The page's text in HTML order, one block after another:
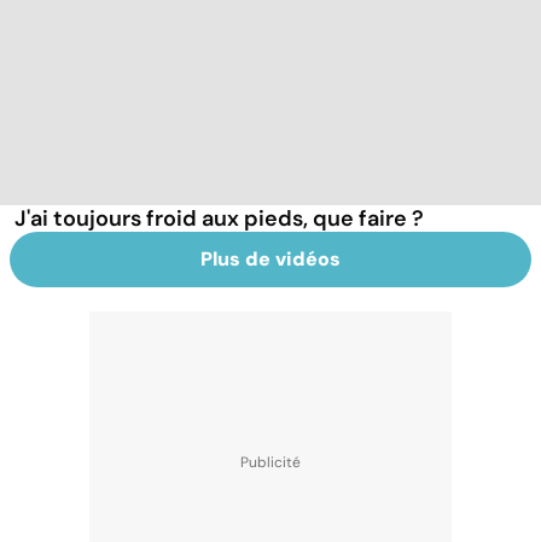
J'ai toujours froid aux pieds, que faire ?
Plus de vidéos